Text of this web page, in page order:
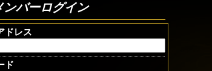
ンバーログイン
ドレス
ド